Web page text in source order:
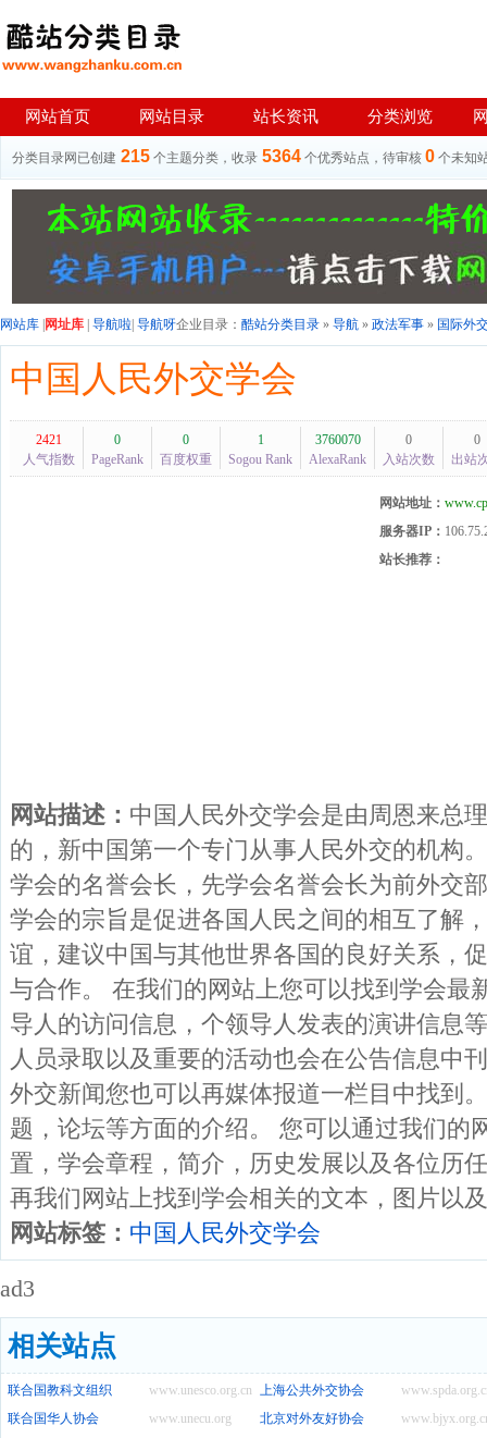
网站首页 网站目录 站长资讯 分类浏览
分类目录网已创建 215 个主题分类，收录 5364 个优秀站点，待审核 0 个未知
网站库 网址库 导航啦 导航呀企业目录： 酷站分类目录 » 导航 » 政法军事 » 国际外
中国人民外交学会
2421
人气指数
0
PageRank
0
百度权重
1
Sogou Rank
3760070
AlexaRank
0
入站次数
0
出站
网站地址：
服务器IP：
站长推荐：
网站描述： 中国人民外交学会是由周恩来总
的，新中国第一个专门从事人民外交的机构
学会的名誉会长，先学会名誉会长为前外交
学会的宗旨是促进各国人民之间的相互了解
谊，建议中国与其他世界各国的良好关系，
与合作。 在我们的网站上您可以找到学会最
导人的访问信息，个领导人发表的演讲信息
人员录取以及重要的活动也会在公告信息中
外交新闻您也可以再媒体报道一栏目中找到
题，论坛等方面的介绍。 您可以通过我们的
置，学会章程，简介，历史发展以及各位历
再我们网站上找到学会相关的文本，图片以
网站标签： 中国人民外交学会
ad3
相关站点
www.unesco.org.cn
联合国教科文组织
上海公共外交协会
www.unecu.org
联合国华人协会
北京对外友好协会